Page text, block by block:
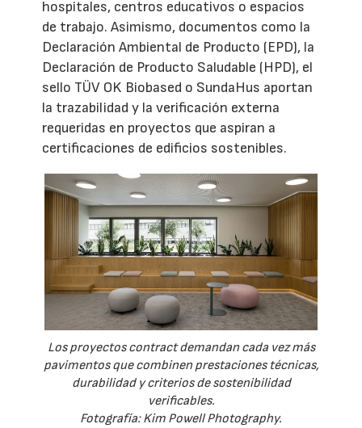
hospitales, centros educativos o espacios
de trabajo. Asimismo, documentos como la
Declaración Ambiental de Producto (EPD), la
Declaración de Producto Saludable (HPD), el
sello TÜV OK Biobased o SundaHus aportan
la trazabilidad y la verificación externa
requeridas en proyectos que aspiran a
certificaciones de edificios sostenibles.
Los proyectos contract demandan cada vez más
pavimentos que combinen prestaciones técnicas,
durabilidad y criterios de sostenibilidad
verificables.
Fotografía: Kim Powell Photography.